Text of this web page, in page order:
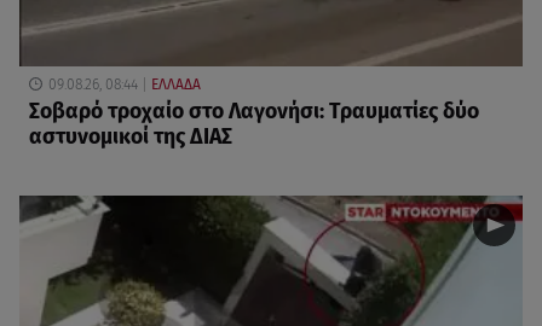
09.08.26, 08:44 ΕΛΛΑΔΑ
Σοβαρό τροχαίο στο Λαγονήσι: Τραυματίες δύο
αστυνομικοί της ΔΙΑΣ